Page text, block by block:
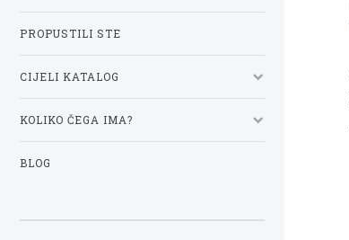
PROPUSTILI STE
CIJELI KATALOG
KOLIKO ČEGA IMA?
BLOG